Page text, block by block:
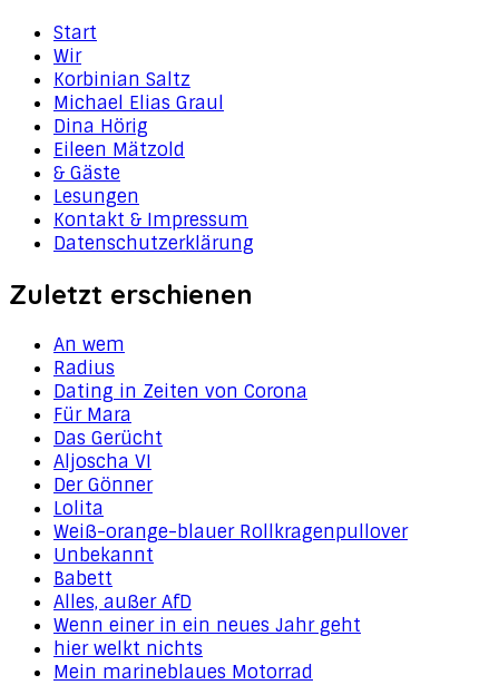
Start
Wir
Korbinian Saltz
Michael Elias Graul
Dina Hörig
Eileen Mätzold
& Gäste
Lesungen
Kontakt & Impressum
Datenschutzerklärung
Zuletzt erschienen
An wem
Radius
Dating in Zeiten von Corona
Für Mara
Das Gerücht
Aljoscha VI
Der Gönner
Lolita
Weiß-orange-blauer Rollkragenpullover
Unbekannt
Babett
Alles, außer AfD
Wenn einer in ein neues Jahr geht
hier welkt nichts
Mein marineblaues Motorrad